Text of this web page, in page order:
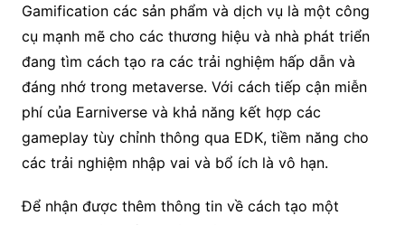
Gamification các sản phẩm và dịch vụ là một công
cụ mạnh mẽ cho các thương hiệu và nhà phát triển
đang tìm cách tạo ra các trải nghiệm hấp dẫn và
đáng nhớ trong metaverse. Với cách tiếp cận miễn
phí của Earniverse và khả năng kết hợp các
gameplay tùy chỉnh thông qua EDK, tiềm năng cho
các trải nghiệm nhập vai và bổ ích là vô hạn.
Để nhận được thêm thông tin về cách tạo một